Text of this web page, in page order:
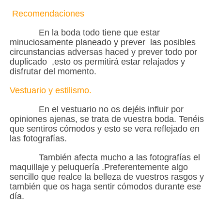
Recomendaciones
En la boda todo tiene que estar
minuciosamente planeado y prever las posibles
circunstancias adversas haced y prever todo por
duplicado ,esto os permitirá estar relajados y
disfrutar del momento.
Vestuario y estilismo.
En el vestuario no os dejéis influir por
opiniones ajenas, se trata de vuestra boda. Tenéis
que sentiros cómodos y esto se vera reflejado en
las fotografías.
También afecta mucho a las fotografías el
maquillaje y peluquería .Preferentemente algo
sencillo que realce la belleza de vuestros rasgos y
también que os haga sentir cómodos durante ese
día.